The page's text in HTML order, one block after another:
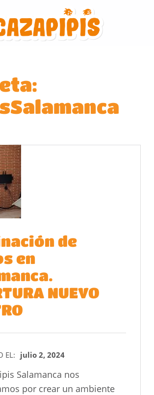
de
en
NUEVO
EL: julio 2, 2024
Salamanca nos
por crear un ambiente